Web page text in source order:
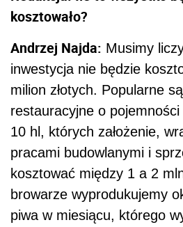
browarze wyprodukujemy
kosztuje nas ok. 3 zł, a
krotnie droższa. Łatwo
pieniądze, jakie wydaliśmy
browarniczą zwrócą się w
kosztów, należy niestety
budowlanych w zakresie
W związku z tym okres
wciąż pozostanie
że zaoszczędzamy również